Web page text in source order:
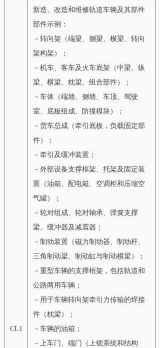
CL1
新造、改造和维修轨道车辆及其部件
部件示例：
－转向架（端梁、侧梁、横梁、转向
架构架）；
－机车、客车及火车底架（中梁、纵
梁、横梁、枕梁、组合部件）；
－车体（端墙、侧墙、车顶、驾驶
室、底板组成、防撞模块）；
－货车总成（牵引底板，负载固定部
件）；
－牵引及缓冲装置；
－外部设备支撑框架、托架及固定装
置（油箱、配电箱、空调柜和压缩空
气罐）；
－轮对组成、轮对轴承、弹簧支撑
梁、缓冲器及减震器；
－制动装置（磁力制动器、制动杆、
三角制动梁、制动缸与制动横梁）；
－重型车辆的支撑框架，包括轨道和
公路两用车辆；
－用于车辆转向架牵引力传输的焊接
件（枕梁）；
－车辆的油箱；
－上车门、端门（上锁系统和结构